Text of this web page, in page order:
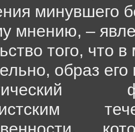
минувшего
мнению, –
того, что
образ